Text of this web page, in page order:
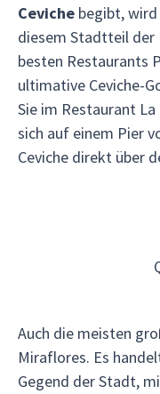
Ceviche begibt,
diesem Stadtteil
besten Restaurants
ultimative Ceviche-
Sie im Restaurant
sich auf einem Pier
Ceviche direkt über
Auch die meisten
Miraflores. Es
Gegend der Stadt,